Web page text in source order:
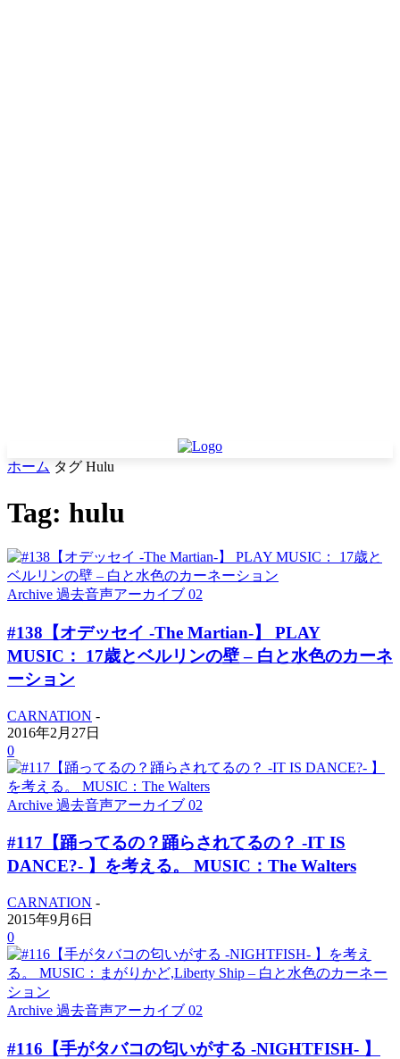
ホーム タグ Hulu
Tag: hulu
Archive 過去音声アーカイブ 02
#138【オデッセイ -The Martian-】 PLAY
MUSIC： 17歳とベルリンの壁 – 白と水色のカーネ
ーション
CARNATION -
2016年2月27日
0
Archive 過去音声アーカイブ 02
#117【踊ってるの？踊らされてるの？ -IT IS
DANCE?- 】を考える。 MUSIC：The Walters
CARNATION -
2015年9月6日
0
Archive 過去音声アーカイブ 02
#116【手がタバコの匂いがする -NIGHTFISH- 】